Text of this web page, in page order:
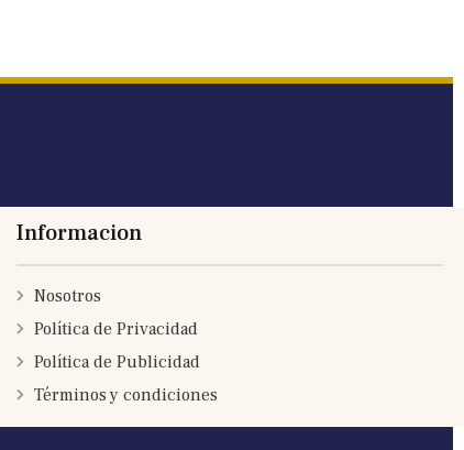
Informacion
Nosotros
Política de Privacidad
Política de Publicidad
Términos y condiciones